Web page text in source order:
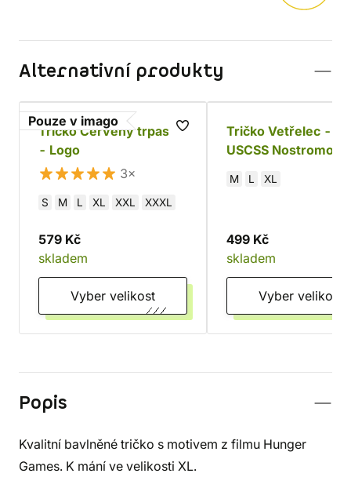
Alternativní produkty
Pouze v imago
Tričko Červený trpaslík
- Logo
3×
S M L XL XXL XXXL
579 Kč
skladem
Vyber velikost
Tričko Vetřelec -
USCSS Nostromo
M L XL
499 Kč
skladem
Vyber velikost
Popis
Kvalitní bavlněné tričko s motivem z filmu Hunger
Games. K mání ve velikosti XL.